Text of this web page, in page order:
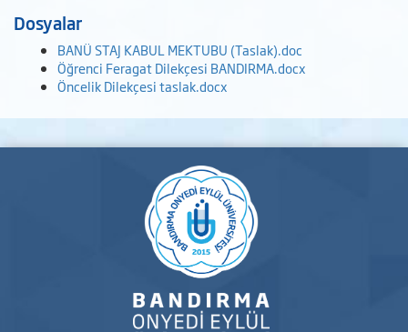
Dosyalar
BANÜ STAJ KABUL MEKTUBU (Taslak).doc
Öğrenci Feragat Dilekçesi BANDIRMA.docx
Öncelik Dilekçesi taslak.docx